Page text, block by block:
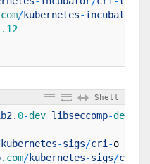
/kubernetes-incubator
Shell
. 0-dev libseccomp-dev
kubernetes-sigs/cri -o
.com/kubernetes-sigs/cri